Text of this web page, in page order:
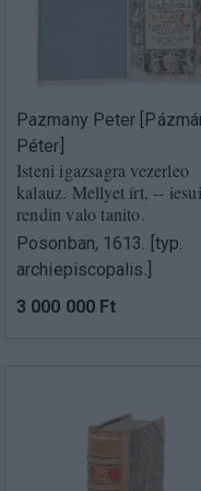
Pazmany Peter
Péter]
Isteni igazsagra vezerleo
kalauz. Mellyet írt, --
rendin valo tanito.
Posonban, 1613. [typ.
archiepiscopalis.]
3 000 000 Ft